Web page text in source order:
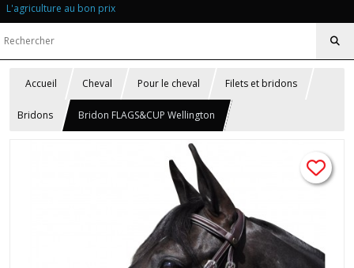
L'agriculture au bon prix
Accueil Cheval Pour le cheval Filets et bridons
Bridons Bridon FLAGS&CUP Wellington